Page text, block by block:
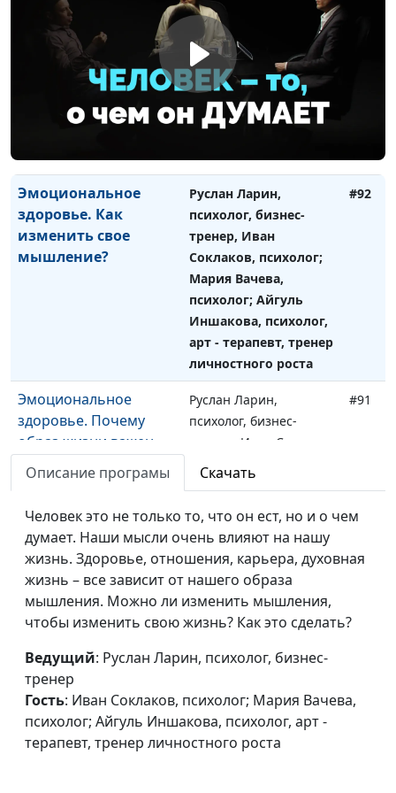
здоровье. Есть ли
жизнь после утраты?
психолог, бизнес-
тренер, Иван Соклаков,
психолог; Мария
Вачева, психолог;
Айгуль Иншакова,
психолог, арт -
личностного роста
Эмоциональное
здоровье. Как
изменить свое
мышление?
Руслан Ларин,
психолог, бизнес-
тренер, Иван
Соклаков, психолог;
Мария Вачева,
психолог; Айгуль
Иншакова, психолог,
арт - терапевт, тренер
личностного роста
#92
Эмоциональное
здоровье. Почему
образ жизни важен
для эмоционального
здоровья?
Руслан Ларин,
психолог, бизнес-
тренер, Иван Соклаков,
психолог, арт -
терапевт, тренер
личностного роста
#91
Эмоциональное
здоровье. Чем нам
грозит
эмоциональное
истощение?
Руслан Ларин,
психолог, бизнес-
тренер, Иван Соклаков,
психолог; Мария
Айгуль Иншакова,
психолог, арт -
терапевт, тренер
Описание програмы Скачать
Человек это не только то, что он ест, но и о чем
думает. Наши мысли очень влияют на нашу
жизнь. Здоровье, отношения, карьера, духовная
жизнь – все зависит от нашего образа
мышления. Можно ли изменить мышления,
чтобы изменить свою жизнь? Как это сделать?
Ведущий: Руслан Ларин, психолог, бизнес-
тренер
Гость: Иван Соклаков, психолог; Мария Вачева,
психолог; Айгуль Иншакова, психолог, арт -
терапевт, тренер личностного роста